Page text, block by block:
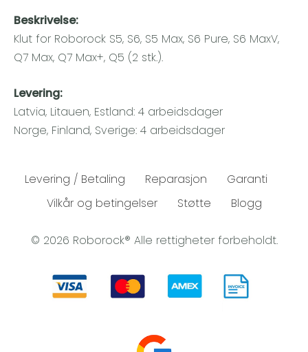
Beskrivelse:
Klut for Roborock S5, S6, S5 Max, S6 Pure, S6 MaxV,
Q7 Max, Q7 Max+, Q5 (2 stk.).
Levering:
Latvia, Litauen, Estland: 4 arbeidsdager
Norge, Finland, Sverige: 4 arbeidsdager
Levering / Betaling Reparasjon
Garanti
Vilkår og betingelser
Støtte Blogg
© 2026 Roborock® Alle rettigheter forbeholdt.